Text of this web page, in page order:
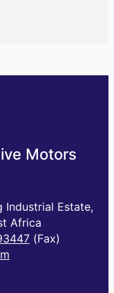
Motors
Industrial Estate,
Africa
(Fax)